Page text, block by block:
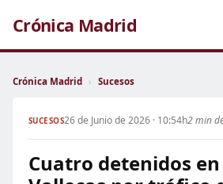
Crónica Madrid
Crónica Madrid › Sucesos
SUCESOS26 de Junio de 2026 · 10:54h2 min
Cuatro detenidos